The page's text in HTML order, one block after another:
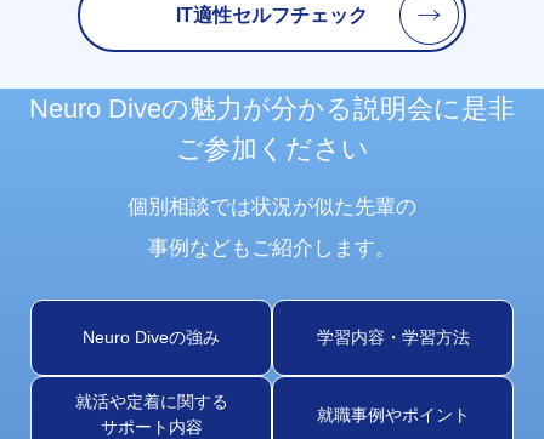
IT適性セルフチェック
Neuro Diveの魅力が分かる説明会に是非
ご参加ください
個別相談では状況が似た先輩の
事例などもご紹介します。
Neuro Diveの強み 学習内容・学習方法
就活や定着に関する
サポート内容
就職事例やポイント